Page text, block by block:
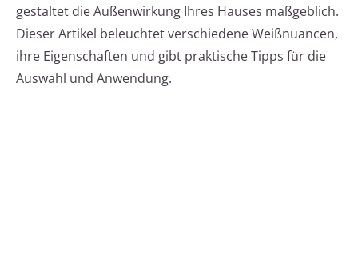
gestaltet die Außenwirkung Ihres Hauses maßgeblich.
Dieser Artikel beleuchtet verschiedene Weißnuancen,
ihre Eigenschaften und gibt praktische Tipps für die
Auswahl und Anwendung.